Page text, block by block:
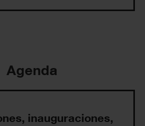
Agenda
inauguraciones,